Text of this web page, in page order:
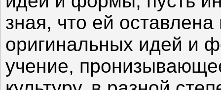
зная, что ей
оригинальных идей и
учение,